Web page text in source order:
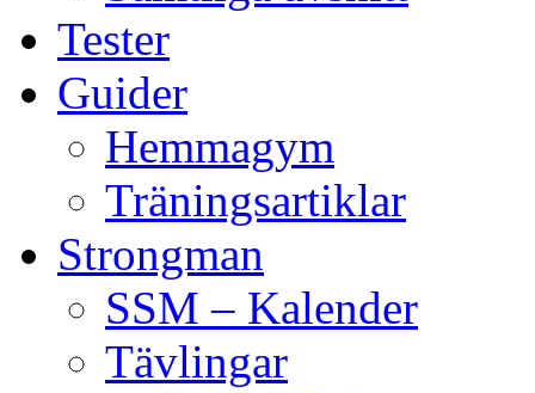
Tester
Guider
Hemmagym
Träningsartiklar
Strongman
SSM – Kalender
Tävlingar